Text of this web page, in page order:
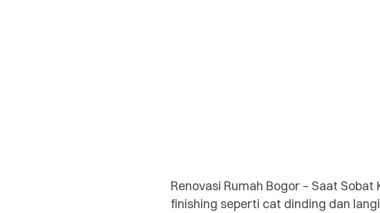
Renovasi Rumah Bogor – Saat
finishing seperti cat dinding dan